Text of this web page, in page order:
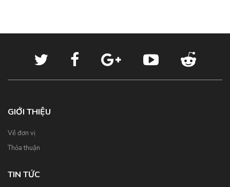
GIỚI THIỆU
Về đơn vị
Thỏa thuận
TIN TỨC